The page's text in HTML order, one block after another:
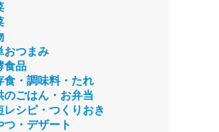
おつまみ
食品
食・調味料・たれ
のごはん・お弁当
レシピ・つくりおき
つ・デザート